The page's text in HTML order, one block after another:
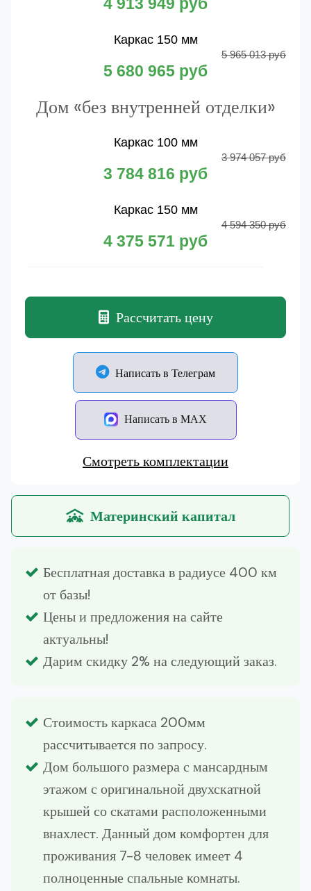
Каркас 150 мм
5 965 013 руб
5 680 965 руб
Дом «без внутренней отделки»
Каркас 100 мм
3 974 057 руб
3 784 816 руб
Каркас 150 мм
4 594 350 руб
4 375 571 руб
Рассчитать цену
Написать в Телеграм
Написать в MAX
Смотреть комплектации
Материнский капитал
Бесплатная доставка в радиусе 400 км
от базы!
Цены и предложения на сайте
актуальны!
Дарим скидку 2% на следующий заказ.
Стоимость каркаса 200мм
рассчитывается по запросу.
Дом большого размера с мансардным
этажом с оригинальной двухскатной
крышей со скатами расположенными
внахлест. Данный дом комфортен для
проживания 7-8 человек имеет 4
полноценные спальные комнаты.